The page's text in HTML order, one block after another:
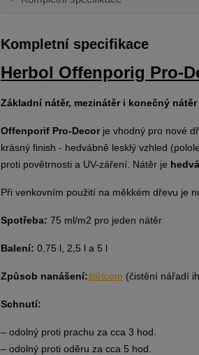
Kompletní specifikace
Herbol Offenporig Pro-
Základní nátěr, mezinátěr i konečný
Offenporif Pro-Decorje vhodný pro nové
krásný finish - hedvábně lesklý vzhled
proti povětrnosti a UV-záření. Nátěr je
Při venkovním použití na měkkém dřevu je
Spotřeba: 75 ml/m2 pro jeden nátěr
Balení: 0,75 l, 2,5 l a 5 l
Způsob nanášení:štětcem (čistění nářadí
Schnutí:
– odolný proti prachu za cca 3 hod.
– odolný proti oděru za cca 5 hod.